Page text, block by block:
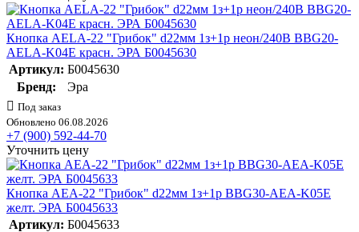
Кнопка AELA-22 "Грибок" d22мм 1з+1р неон/240В BBG20-
AELA-K04E красн. ЭРА Б0045630
Артикул: Б0045630
Бренд:
Эра
Под заказ
Обновлено 06.08.2026
+7 (900) 592-44-70
Уточнить цену
Кнопка AEA-22 "Грибок" d22мм 1з+1р BBG30-AEA-K05E
желт. ЭРА Б0045633
Артикул: Б0045633